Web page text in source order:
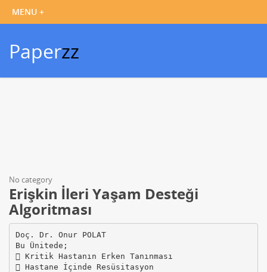
Paperzz
No category
Erişkin İleri Yaşam Desteği
Algoritması
Doç. Dr. Onur POLAT
Bu Ünitede;
 Kritik Hastanın Erken Tanınması
 Hastane İçinde Resüsitasyon